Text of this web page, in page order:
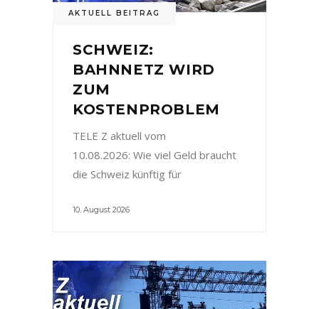
AKTUELL BEITRAG
SCHWEIZ:
BAHNNETZ WIRD
ZUM
KOSTENPROBLEM
TELE Z aktuell vom
10.08.2026: Wie viel Geld braucht
die Schweiz künftig für
10. August 2026